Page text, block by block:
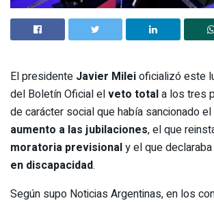
El presidente Javier Mileioficializó este
del Boletín Oficial elveto totala los tres
de carácter social que había sancionado
aumento a las jubilaciones, el que
moratoria previsionaly el que
en discapacidad.
Según supo Noticias Argentinas, en los